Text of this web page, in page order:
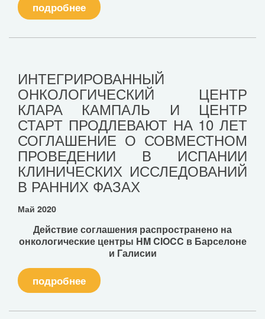
подробнее
ИНТЕГРИРОВАННЫЙ
ОНКОЛОГИЧЕСКИЙ ЦЕНТР
КЛАРА КАМПАЛЬ И ЦЕНТР
СТАРТ ПРОДЛЕВАЮТ НА 10 ЛЕТ
СОГЛАШЕНИЕ О СОВМЕСТНОМ
ПРОВЕДЕНИИ В ИСПАНИИ
КЛИНИЧЕСКИХ ИССЛЕДОВАНИЙ
В РАННИХ ФАЗАХ
Май 2020
Действие соглашения распространено на
онкологические центры HM CIOCC в Барселоне
и Галисии
подробнее